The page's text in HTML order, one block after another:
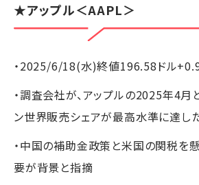
★アップル＜AAPL＞
・2025/6/18(水)終値196.58ドル
・調査会社が、アップルの2025年4月
ン世界販売シェアが最高水準に達し
・中国の補助金政策と米国の関税を
要が背景と指摘